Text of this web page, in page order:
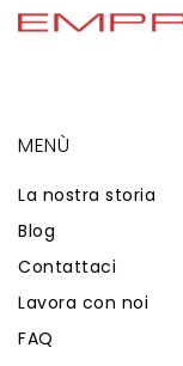
MENÙ
La nostra storia
Blog
Contattaci
Lavora con noi
FAQ